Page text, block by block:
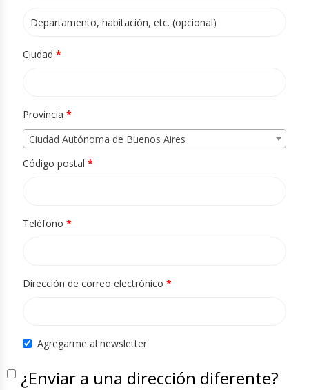
Apartamento, habitación, escalera, etc. (opcional)
Ciudad *
Provincia *
Ciudad Autónoma de Buenos Aires
Código postal *
Teléfono *
Dirección de correo electrónico *
Agregarme al newsletter
¿Enviar a una dirección diferente?